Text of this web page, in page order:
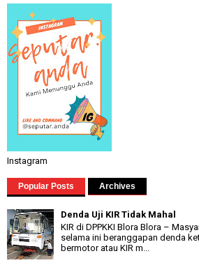
Instagram
Popular Posts Archives
Denda Uji KIR Tidak Mahal
KIR di DPPKKI Blora Blora –
selama ini beranggapan denda
bermotor atau KIR m...